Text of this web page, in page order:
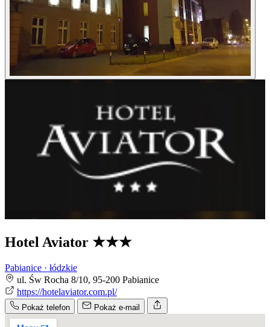
Hotel Aviator ★★★
Pabianice · łódzkie
ul. Św Rocha 8/10, 95-200 Pabianice
https://hotelaviator.com.pl/
Pokaż telefon Pokaż e-mail